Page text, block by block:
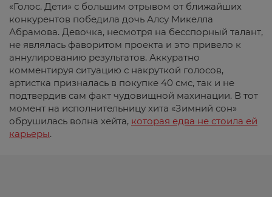
«Голос. Дети» с большим отрывом от ближайших
конкурентов победила дочь Алсу Микелла
Абрамова. Девочка, несмотря на бесспорный талант,
не являлась фаворитом проекта и это привело к
аннулированию результатов. Аккуратно
комментируя ситуацию с накруткой голосов,
артистка призналась в покупке 40 смс, так и не
подтвердив сам факт чудовищной махинации. В тот
момент на исполнительницу хита «Зимний сон»
обрушилась волна хейта, которая едва не стоила ей
карьеры.